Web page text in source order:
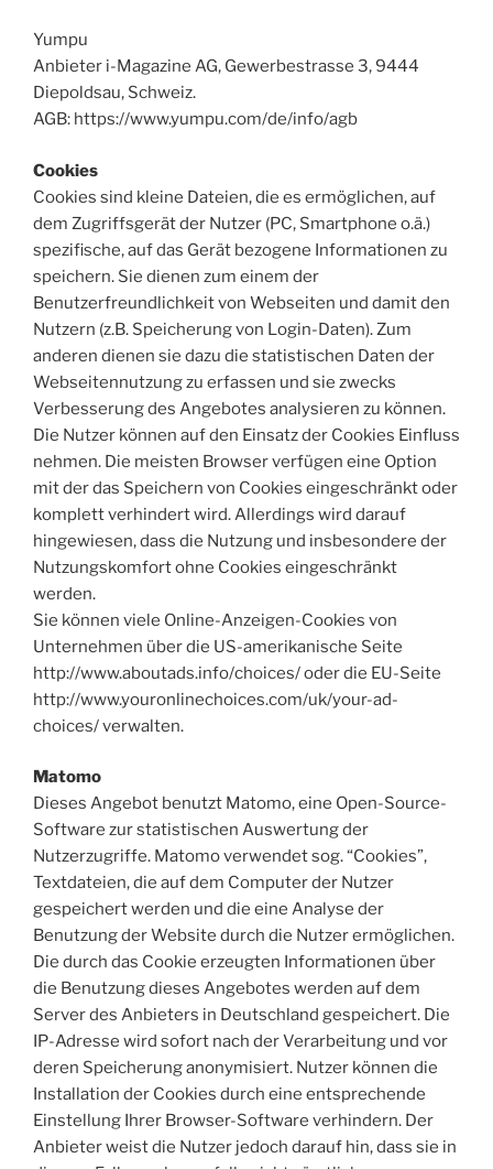
Yumpu
Anbieter i-Magazine AG, Gewerbestrasse 3, 9444
Diepoldsau, Schweiz.
AGB: https://www.yumpu.com/de/info/agb
Cookies
Cookies sind kleine Dateien, die es ermöglichen, auf
dem Zugriffsgerät der Nutzer (PC, Smartphone o.ä.)
spezifische, auf das Gerät bezogene Informationen zu
speichern. Sie dienen zum einem der
Benutzerfreundlichkeit von Webseiten und damit den
Nutzern (z.B. Speicherung von Login-Daten). Zum
anderen dienen sie dazu die statistischen Daten der
Webseitennutzung zu erfassen und sie zwecks
Verbesserung des Angebotes analysieren zu können.
Die Nutzer können auf den Einsatz der Cookies Einfluss
nehmen. Die meisten Browser verfügen eine Option
mit der das Speichern von Cookies eingeschränkt oder
komplett verhindert wird. Allerdings wird darauf
hingewiesen, dass die Nutzung und insbesondere der
Nutzungskomfort ohne Cookies eingeschränkt
werden.
Sie können viele Online-Anzeigen-Cookies von
Unternehmen über die US-amerikanische Seite
http://www.aboutads.info/choices/ oder die EU-Seite
http://www.youronlinechoices.com/uk/your-ad-
choices/ verwalten.
Matomo
Dieses Angebot benutzt Matomo, eine Open-Source-
Software zur statistischen Auswertung der
Nutzerzugriffe. Matomo verwendet sog. “Cookies”,
Textdateien, die auf dem Computer der Nutzer
gespeichert werden und die eine Analyse der
Benutzung der Website durch die Nutzer ermöglichen.
Die durch das Cookie erzeugten Informationen über
die Benutzung dieses Angebotes werden auf dem
Server des Anbieters in Deutschland gespeichert. Die
IP-Adresse wird sofort nach der Verarbeitung und vor
deren Speicherung anonymisiert. Nutzer können die
Installation der Cookies durch eine entsprechende
Einstellung Ihrer Browser-Software verhindern. Der
Anbieter weist die Nutzer jedoch darauf hin, dass sie in